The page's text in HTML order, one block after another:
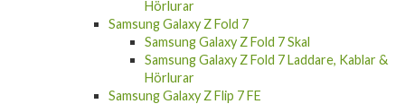
Hörlurar
Samsung Galaxy Z Fold 7
Samsung Galaxy Z Fold 7 Skal
Samsung Galaxy Z Fold 7 Laddare, Kablar &
Hörlurar
Samsung Galaxy Z Flip 7 FE